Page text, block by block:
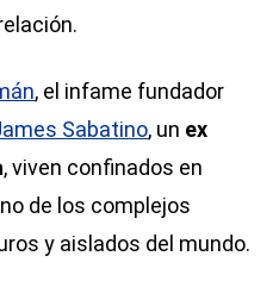
, el infame fundador
Sabatino, un ex
, viven confinados en
de los complejos
y aislados del mundo.